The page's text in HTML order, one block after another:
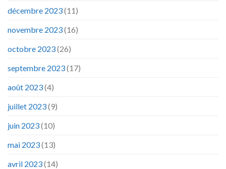
décembre 2023(11)
novembre 2023(16)
octobre 2023(26)
septembre 2023(17)
août 2023(4)
juillet 2023(9)
juin 2023(10)
mai 2023(13)
avril 2023(14)